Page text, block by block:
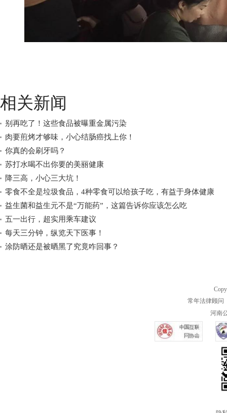
相关新闻
别再吃了！这些食品被曝重金属污染
肉要煎烤才够味，小心结肠癌找上你！
你真的会刷牙吗？
苏打水喝不出你要的美丽健康
降三高，小心三大坑！
零食不全是垃圾食品，4种零食可以给孩子吃，有益于身体健康
益生菌和益生元不是“万能药”，这篇告诉你应该怎么吃
五一出行，超实用乘车建议
每天三分钟，纵览天下医事！
涂防晒还是被晒黑了究竟咋回事？
常年法律顾问
河南